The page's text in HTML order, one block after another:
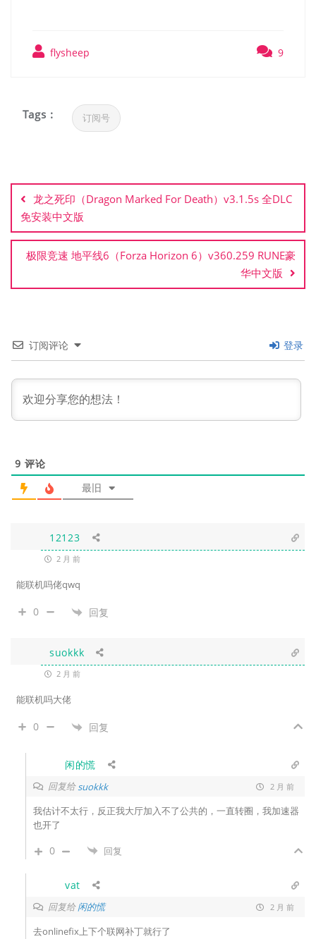
flysheep 9
Tags : 订阅号
章
导
航
龙之死印（Dragon Marked For Death）v3.1.5s 全DLC
免安装中文版
极限竞速 地平线6（Forza Horizon 6）v360.259 RUNE豪
华中文版
订阅评论 登录
9 评论
最旧
12123
2 月 前
能联机吗佬qwq
0 回复
suokkk
2 月 前
能联机吗大佬
0 回复
闲的慌
回复给suokkk 2 月 前
我估计不太行，反正我大厅加入不了公共的，一直转圈，我加速器
也开了
0 回复
vat
回复给闲的慌 2 月 前
去onlinefix上下个联网补丁就行了